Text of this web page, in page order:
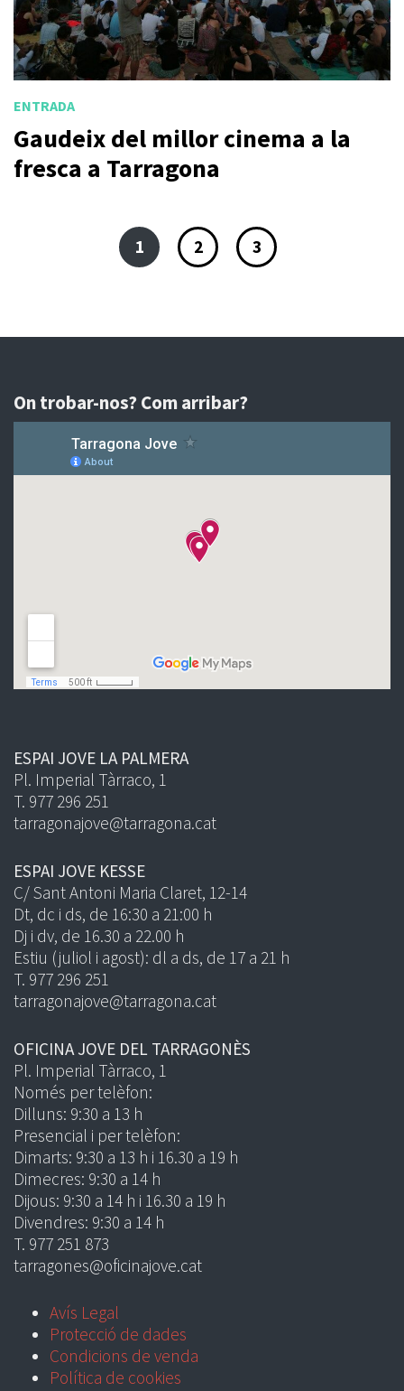
ENTRADA
Gaudeix del millor cinema a la
fresca a Tarragona
1 2 3
On trobar-nos? Com arribar?
ESPAI JOVE LA PALMERA
Pl. Imperial Tàrraco, 1
T. 977 296 251
tarragonajove@tarragona.cat
ESPAI JOVE KESSE
C/ Sant Antoni Maria Claret, 12-14
Dt, dc i ds, de 16:30 a 21:00 h
Dj i dv, de 16.30 a 22.00 h
Estiu (juliol i agost): dl a ds, de 17 a 21 h
T. 977 296 251
tarragonajove@tarragona.cat
OFICINA JOVE DEL TARRAGONÈS
Pl. Imperial Tàrraco, 1
Només per telèfon:
Dilluns: 9:30 a 13 h
Presencial i per telèfon:
Dimarts: 9:30 a 13 h i 16.30 a 19 h
Dimecres: 9:30 a 14 h
Dijous: 9:30 a 14 h i 16.30 a 19 h
Divendres: 9:30 a 14 h
T. 977 251 873
tarragones@oficinajove.cat
Avís Legal
Protecció de dades
Condicions de venda
Política de cookies